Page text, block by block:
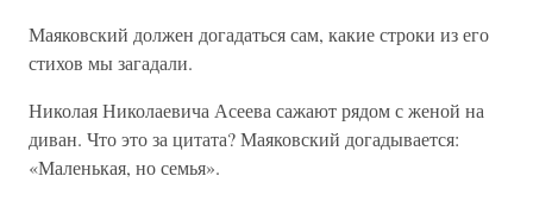
Маяковский должен догадаться сам, какие строки из его
стихов мы загадали.
Николая Николаевича Асеева сажают рядом с женой на
диван. Что это за цитата? Маяковский догадывается:
«Маленькая, но семья».